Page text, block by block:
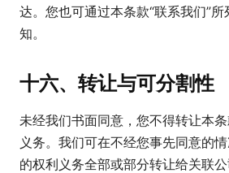
达。您也可通过本条款“联系我们”
知。
十六、转让与可分割性
未经我们书面同意，您不得转让本
义务。我们可在不经您事先同意的
的权利义务全部或部分转让给关联